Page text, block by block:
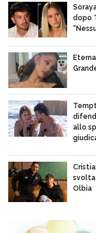
dopo
allo
svolta
Olbia